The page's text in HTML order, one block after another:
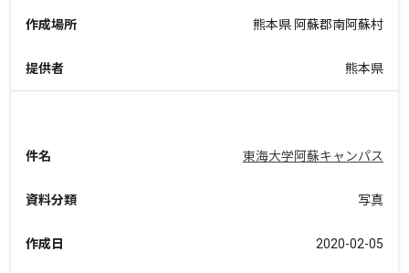
作成場所 熊本県 阿蘇郡南阿蘇村
提供者 熊本県
件名 東海大学阿蘇キャンパス
資料分類 写真
作成日 2020-02-05